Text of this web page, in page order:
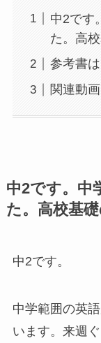
中2です
た。高
参考書
関連動画
中2です。中
た。高校基
中2です。
中学範囲の英
います。来週